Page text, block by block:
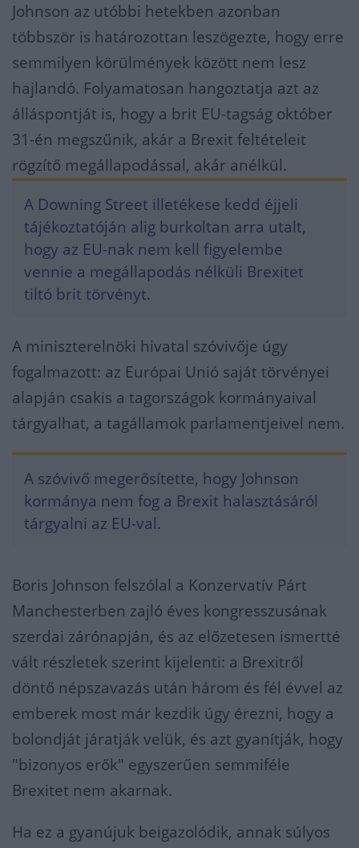
Johnson az utóbbi hetekben azonban
többször is határozottan leszögezte, hogy erre
semmilyen körülmények között nem lesz
hajlandó. Folyamatosan hangoztatja azt az
álláspontját is, hogy a brit EU-tagság október
31-én megszűnik, akár a Brexit feltételeit
rögzítő megállapodással, akár anélkül.
A Downing Street illetékese kedd éjjeli
tájékoztatóján alig burkoltan arra utalt,
hogy az EU-nak nem kell figyelembe
vennie a megállapodás nélküli Brexitet
tiltó brit törvényt.
A miniszterelnöki hivatal szóvivője úgy
fogalmazott: az Európai Unió saját törvényei
alapján csakis a tagországok kormányaival
tárgyalhat, a tagállamok parlamentjeivel nem.
A szóvivő megerősítette, hogy Johnson
kormánya nem fog a Brexit halasztásáról
tárgyalni az EU-val.
Boris Johnson felszólal a Konzervatív Párt
Manchesterben zajló éves kongresszusának
szerdai zárónapján, és az előzetesen ismertté
vált részletek szerint kijelenti: a Brexitről
döntő népszavazás után három és fél évvel az
emberek most már kezdik úgy érezni, hogy a
bolondját járatják velük, és azt gyanítják, hogy
"bizonyos erők" egyszerűen semmiféle
Brexitet nem akarnak.
Ha ez a gyanújuk beigazolódik, annak súlyos